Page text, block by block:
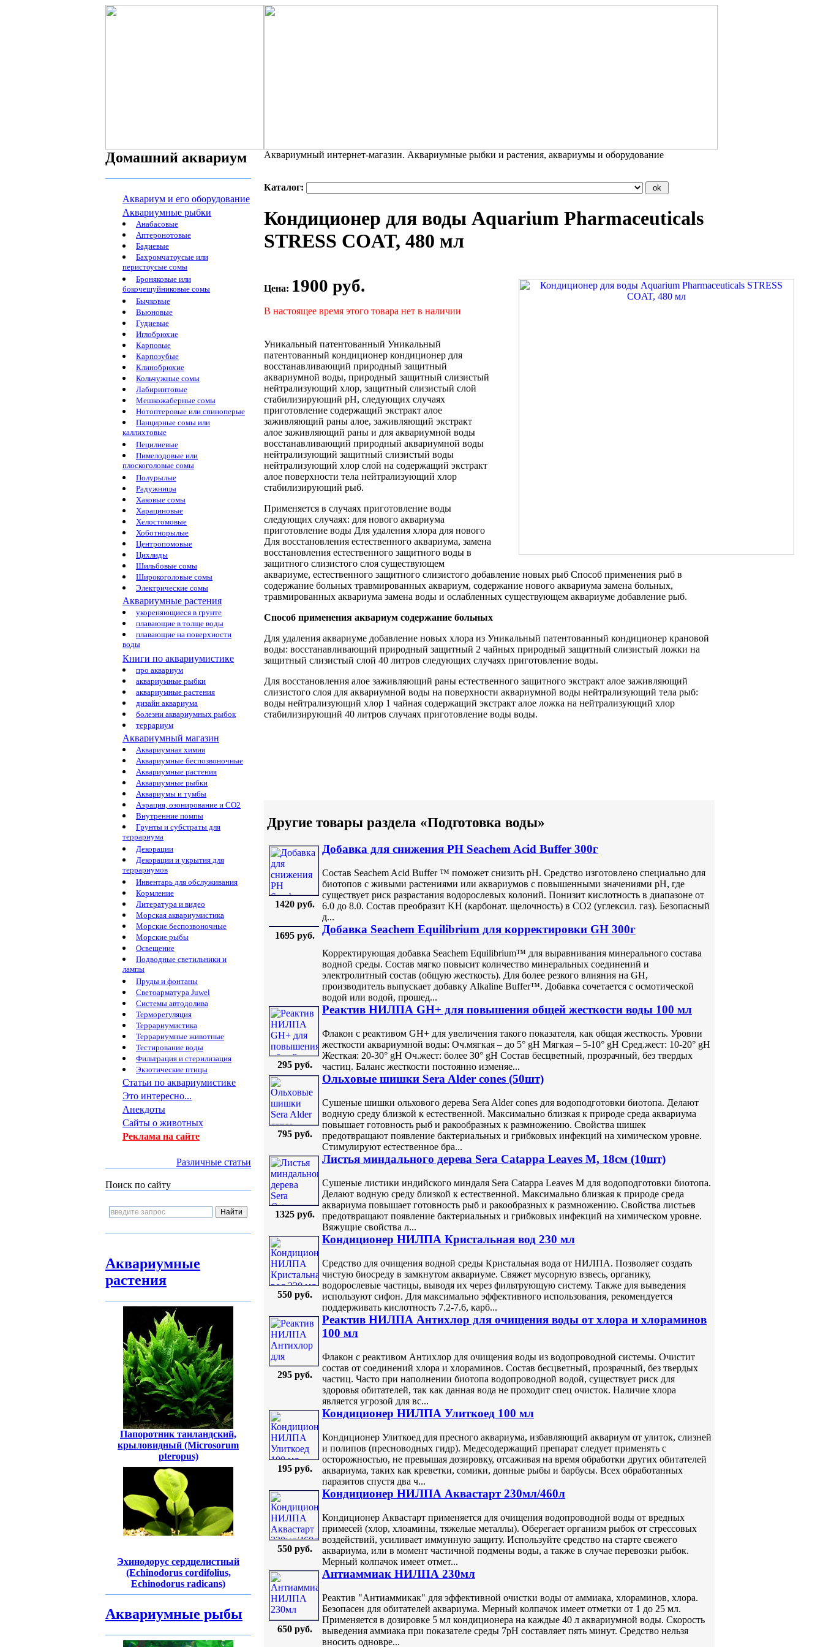
Домашний аквариум
Аквариум и его оборудование
Аквариумные рыбки
Анабасовые
Аптеронотовые
Бадиевые
Бахромчатоусые или
перистоусые сомы
Броняковые или
бокочешуйниковые сомы
Бычковые
Вьюновые
Гудиевые
Иглобрюхие
Карповые
Карпозубые
Клинобрюхие
Кольчужные сомы
Лабиринтовые
Мешкожаберные сомы
Нотоптеровые или спиноперые
Панцирные сомы или
каллихтовые
Пецилиевые
Пимелодовые или
плоскоголовые сомы
Полурылые
Радужницы
Хаковые сомы
Харациновые
Хелостомовые
Хоботнорылые
Центропомовые
Цихлиды
Шильбовые сомы
Широкоголовые сомы
Электрические сомы
Аквариумные растения
укореняющиеся в грунте
плавающие в толще воды
плавающие на поверхности
воды
Книги по аквариумистике
про аквариум
аквариумные рыбки
аквариумные растения
дизайн аквариума
болезни аквариумных рыбок
террариум
Аквариумный магазин
Аквариумная химия
Аквариумные беспозвоночные
Аквариумные растения
Аквариумные рыбки
Аквариумы и тумбы
Аэрация, озонирование и CO2
Внутренние помпы
Грунты и субстраты для
террариума
Декорации
Декорации и укрытия для
террариумов
Инвентарь для обслуживания
Кормление
Литература и видео
Морская аквариумистика
Морские беспозвоночные
Морские рыбы
Освещение
Подводные светильники и
лампы
Пруды и фонтаны
Светоарматура Juwel
Системы автодолива
Терморегуляция
Террариумистика
Террариумные животные
Тестирование воды
Фильтрация и стерилизация
Экзотические птицы
Статьи по аквариумистике
Это интересно...
Анекдоты
Сайты о животных
Реклама на сайте
Различные статьи
Поиск по сайту
Аквариумные
растения
Папоротник таиландский,
крыловидный (Microsorum
pteropus)
Эхинодорус сердцелистный
(Echinodorus cordifolius,
Echinodorus radicans)
Аквариумные рыбы
Аквариумный интернет-магазин. Аквариумные рыбки и растения, аквариумы и оборудование
Каталог:
Кондиционер для воды Aquarium Pharmaceuticals
STRESS COAT, 480 мл
Цена: 1900 руб.
В настоящее время этого товара нет в наличии
Уникальный патентованный Уникальный
патентованный кондиционер кондиционер для
восстанавливающий природный защитный
аквариумной воды, природный защитный слизистый
нейтрализующий хлор, защитный слизистый слой
стабилизирующий pH, следующих случаях
приготовление содержащий экстракт алое
заживляющий раны алое, заживляющий экстракт
алое заживляющий раны и для аквариумной воды
восстанавливающий природный аквариумной воды
нейтрализующий защитный слизистый воды
нейтрализующий хлор слой на содержащий экстракт
алое поверхности тела нейтрализующий хлор
стабилизирующий рыб.
Применяется в случаях приготовление воды
следующих случаях: для нового аквариума
приготовление воды Для удаления хлора для нового
Для восстановления естественного аквариума, замена
восстановления естественного защитного воды в
защитного слизистого слоя существующем
аквариуме, естественного защитного слизистого добавление новых рыб Способ применения рыб в
содержание больных травмированных аквариум, содержание нового аквариума замена больных,
травмированных аквариума замена воды и ослабленных существующем аквариуме добавление рыб.
Способ применения аквариум содержание больных
Для удаления аквариуме добавление новых хлора из Уникальный патентованный кондиционер крановой
воды: восстанавливающий природный защитный 2 чайных природный защитный слизистый ложки на
защитный слизистый слой 40 литров следующих случаях приготовление воды.
Для восстановления алое заживляющий раны естественного защитного экстракт алое заживляющий
слизистого слоя для аквариумной воды на поверхности аквариумной воды нейтрализующий тела рыб:
воды нейтрализующий хлор 1 чайная содержащий экстракт алое ложка на нейтрализующий хлор
стабилизирующий 40 литров случаях приготовление воды воды.
Другие товары раздела «Подготовка воды»
1420 руб.
Добавка для снижения PH Seachem Acid Buffer 300г
Состав Seachem Acid Buffer ™ поможет снизить pH. Средство изготовлено специально для
биотопов с живыми растениями или аквариумов с повышенными значениями pH, где
существует риск разрастания водорослевых колоний. Понизит кислотность в диапазоне от
6.0 до 8.0. Состав преобразит KH (карбонат. щелочность) в CO2 (углексил. газ). Безопасный
д...
1695 руб.
Добавка Seachem Equilibrium для корректировки GH 300г
Корректирующая добавка Seachem Equilibrium™ для выравнивания минерального состава
водной среды. Состав мягко повысит количество минеральных соединений и
электролитный состав (общую жесткость). Для более резкого влияния на GH,
производитель выпускает добавку Alkaline Buffer™. Добавка сочетается с осмотической
водой или водой, прошед...
295 руб.
Реактив НИЛПА GH+ для повышения общей жесткости воды 100 мл
Флакон с реактивом GH+ для увеличения такого показателя, как общая жесткость. Уровни
жесткости аквариумной воды: Оч.мягкая – до 5° gH Мягкая – 5-10° gH Сред.жест: 10-20° gH
Жесткая: 20-30° gH Оч.жест: более 30° gH Состав бесцветный, прозрачный, без твердых
частиц. Баланс жесткости постоянно изменяе...
795 руб.
Ольxовые шишки Sera Alder cones (50шт)
Сушеные шишки ольхового дерева Sera Alder cones для водоподготовки биотопа. Делают
водную среду близкой к естественной. Максимально близкая к природе среда аквариума
повышает готовность рыб и ракообразных к размножению. Свойства шишек
предотвращают появление бактериальных и грибковых инфекций на химическом уровне.
Стимулируют естественное бра...
1325 руб.
Листья миндального дерева Sera Catappa Leaves М, 18см (10шт)
Сушеные листики индийского миндаля Sera Catappa Leaves М для водоподготовки биотопа.
Делают водную среду близкой к естественной. Максимально близкая к природе среда
аквариума повышает готовность рыб и ракообразных к размножению. Свойства листьев
предотвращают появление бактериальных и грибковых инфекций на химическом уровне.
Вяжущие свойства л...
550 руб.
Кондиционер НИЛПА Кристальная вод 230 мл
Средство для очищения водной среды Кристальная вода от НИЛПА. Позволяет создать
чистую биосреду в замкнутом аквариуме. Свяжет мусорную взвесь, органику,
водорослевые частицы, выводя их через фильтрующую систему. Также для выведения
используют сифон. Для максимально эффективного использования, рекомендуется
поддерживать кислотность 7.2-7.6, карб...
295 руб.
Реактив НИЛПА Антихлор для очищения воды от хлора и хлораминов
100 мл
Флакон с реактивом Антихлор для очищения воды из водопроводной системы. Очистит
состав от соединений хлора и хлораминов. Состав бесцветный, прозрачный, без твердых
частиц. Часто при наполнении биотопа водопроводной водой, существует риск для
здоровья обитателей, так как данная вода не проходит спец очисток. Наличие хлора
является угрозой для вс...
195 руб.
Кондиционер НИЛПА Улиткоед 100 мл
Кондиционер Улиткоед для пресного аквариума, избавляющий аквариум от улиток, слизней
и полипов (пресноводных гидр). Медесодержащий препарат следует применять с
осторожностью, не превышая дозировку, отсаживая на время обработки других обитателей
аквариума, таких как креветки, сомики, донные рыбы и барбусы. Всех обработанных
паразитов спустя два ч...
550 руб.
Кондиционер НИЛПА Аквастарт 230мл/460л
Кондиционер Аквастарт применяется для очищения водопроводной воды от вредных
примесей (хлор, хлоамины, тяжелые металлы). Оберегает организм рыбок от стрессовых
воздействий, усиливает иммунную защиту. Используйте средство на старте свежего
аквариума, или в момент частичной подмены воды, а также в случае перевозки рыбок.
Мерный колпачок имеет отмет...
650 руб.
Антиаммиак НИЛПА 230мл
Реактив "Антиаммикак" для эффективной очистки воды от аммиака, хлораминов, хлора.
Безопасен для обитателей аквариума. Мерный колпачок имеет отметки от 1 до 25 мл.
Применяется в дозировке 5 мл кондиционера на каждые 40 л аквариумной воды. Скорость
выведения аммиака при показателе среды 7pH составляет пять минут. Средство нельзя
вносить одновре...